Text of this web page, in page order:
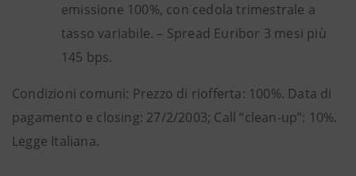
emissione 100%, con cedola trimestrale a
tasso variabile. – Spread Euribor 3 mesi più
145 bps.
Condizioni comuni: Prezzo di riofferta: 100%. Data di
pagamento e closing: 27/2/2003; Call “clean-up”: 10%.
Legge Italiana.